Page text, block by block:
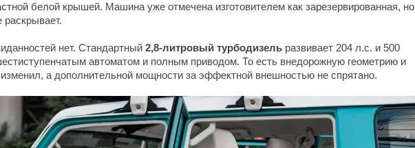
белой крышей. Машина уже отмечена изготовителем как зарезервированная, но
раскрывает.
нет. Стандартный 2,8-литровый турбодизель развивает 204 л.с. и 500
автоматом и полным приводом. То есть внедорожную геометрию и
а дополнительной мощности за эффектной внешностью не спрятано.